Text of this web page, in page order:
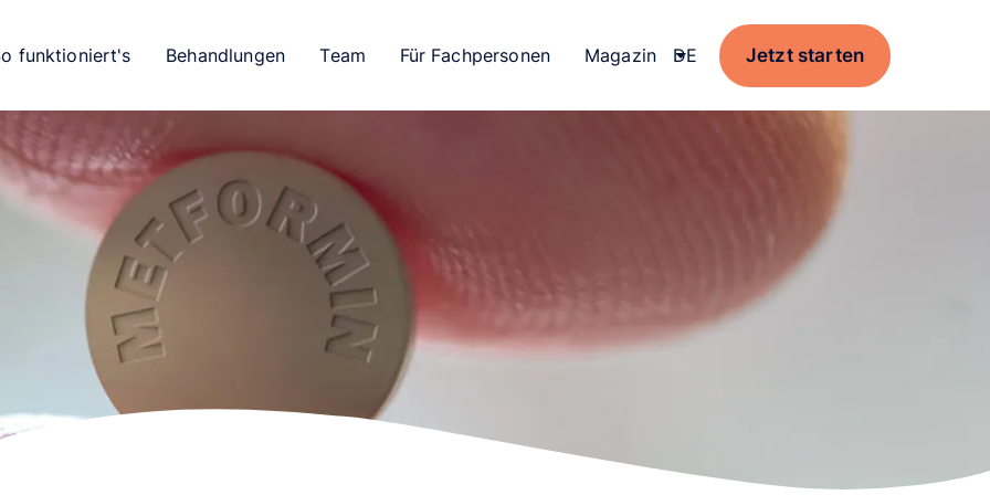
funktioniert's Behandlungen Team Für Fachpersonen Magazin Current language:
DE Jetzt starten